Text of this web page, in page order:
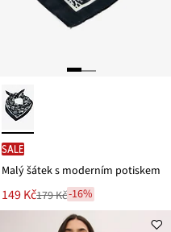
SALE
Malý šátek s moderním potiskem
Nová
cena
149 Kč
Zlevněno179 Kč-16%